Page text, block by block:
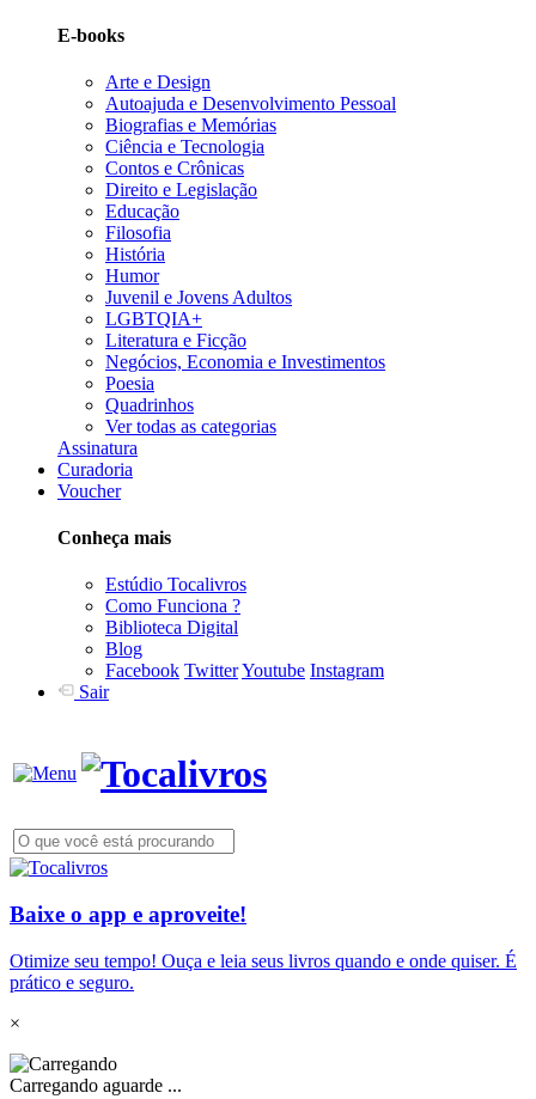
E-books
Arte e Design
Autoajuda e Desenvolvimento Pessoal
Biografias e Memórias
Ciência e Tecnologia
Contos e Crônicas
Direito e Legislação
Educação
Filosofia
História
Humor
Juvenil e Jovens Adultos
LGBTQIA+
Literatura e Ficção
Negócios, Economia e Investimentos
Poesia
Quadrinhos
Ver todas as categorias
Assinatura
Curadoria
Voucher
Conheça mais
Estúdio Tocalivros
Como Funciona ?
Biblioteca Digital
Blog
Facebook TwitterYoutube Instagram
Sair
Baixe o app e aproveite!
Otimize seu tempo! Ouça e leia seus livros quando e onde quiser. É
prático e seguro.
×
Carregando aguarde ...